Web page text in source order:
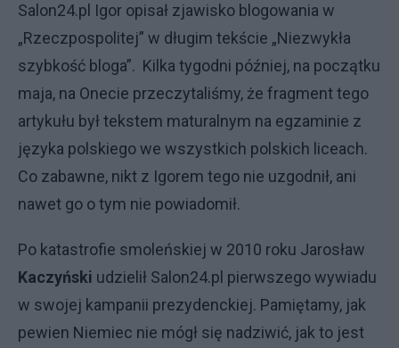
Salon24.pl Igor opisał zjawisko blogowania w
„Rzeczpospolitej” w długim tekście „Niezwykła
szybkość bloga”. Kilka tygodni później, na początku
maja, na Onecie przeczytaliśmy, że fragment tego
artykułu był tekstem maturalnym na egzaminie z
języka polskiego we wszystkich polskich liceach.
Co zabawne, nikt z Igorem tego nie uzgodnił, ani
nawet go o tym nie powiadomił.
Po katastrofie smoleńskiej w 2010 roku Jarosław
Kaczyński udzielił Salon24.pl pierwszego wywiadu
w swojej kampanii prezydenckiej. Pamiętamy, jak
pewien Niemiec nie mógł się nadziwić, jak to jest